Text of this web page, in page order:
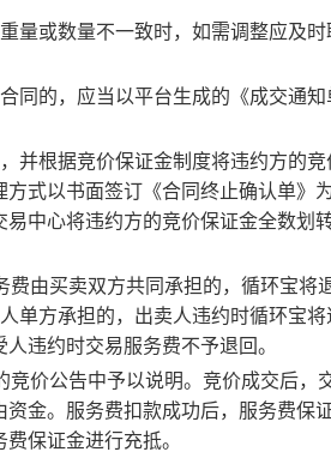
量或数量不一致时，如需调整应及
同的，应当以平台生成的《成交通
并根据竞价保证金制度将违约方的
式以书面签订《合同终止确认单》
中心将违约方的竞价保证金全数划
由买卖双方共同承担的，循环宝将
单方承担的，出卖人违约时循环宝
违约时交易服务费不予退回。
价公告中予以说明。竞价成交后，
金。服务费扣款成功后，服务费保
保证金进行充抵。